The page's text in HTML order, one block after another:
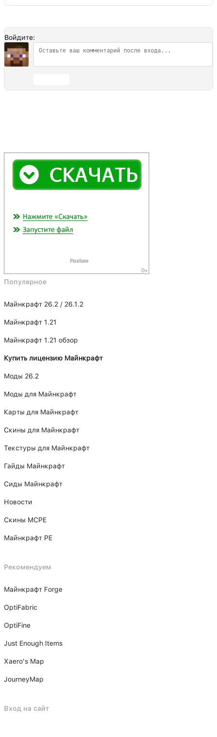
Войдите:
Популярное
Майнкрафт 26.2 / 26.1.2
Майнкрафт 1.21
Майнкрафт 1.21 обзор
Купить лицензию Майнкрафт
Моды 26.2
Моды для Майнкрафт
Карты для Майнкрафт
Скины для Майнкрафт
Текстуры для Майнкрафт
Гайды Майнкрафт
Сиды Майнкрафт
Новости
Скины MCPE
Майнкрафт PE
Рекомендуем
Майнкрафт Forge
OptiFabric
OptiFine
Just Enough Items
Xаero's Mаp
JourneyMap
Вход на сайт